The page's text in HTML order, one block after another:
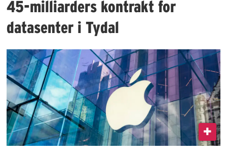
45-milliarders kontrakt for
datasenter i Tydal